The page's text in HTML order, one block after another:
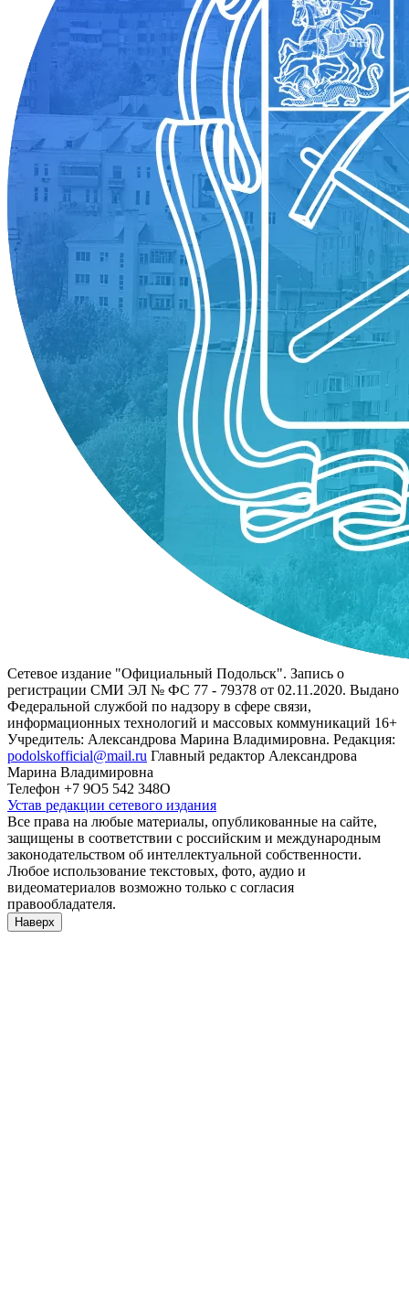
Сетевое издание "Официальный Подольск". Запись о
регистрации СМИ ЭЛ № ФС 77 - 79378 от 02.11.2020. Выдано
Федеральной службой по надзору в сфере связи,
информационных технологий и массовых коммуникаций 16+
Учредитель: Александрова Марина Владимировна. Редакция:
podolskofficial@mail.ru Главный редактор Александрова
Марина Владимировна
Телефон +7 9О5 542 348О
Устав редакции сетевого издания
Все права на любые материалы, опубликованные на сайте,
защищены в соответствии с российским и международным
законодательством об интеллектуальной собственности.
Любое использование текстовых, фото, аудио и
видеоматериалов возможно только с согласия
правообладателя.
Наверх